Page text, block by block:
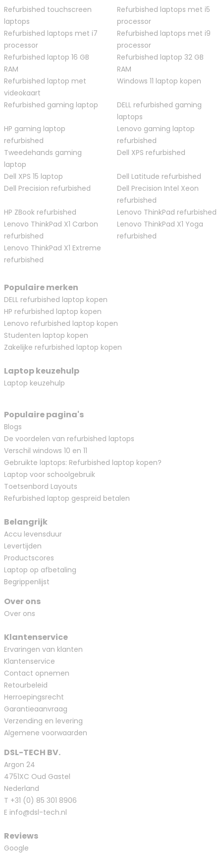
Refurbished touchscreen
laptops
Refurbished laptops met i5
processor
Refurbished laptops met i7
processor
Refurbished laptops met i9
processor
Refurbished laptop 16 GB
RAM
Refurbished laptop 32 GB
RAM
Refurbished laptop met
videokaart
Windows 11 laptop kopen
Refurbished gaming laptop
DELL refurbished gaming
laptops
HP gaming laptop
refurbished
Lenovo gaming laptop
refurbished
Tweedehands gaming
laptop
Dell XPS refurbished
Dell XPS 15 laptop
Dell Latitude refurbished
Dell Precision refurbished
Dell Precision Intel Xeon
refurbished
HP ZBook refurbished
Lenovo ThinkPad refurbished
Lenovo ThinkPad X1 Carbon
refurbished
Lenovo ThinkPad X1 Yoga
refurbished
Lenovo ThinkPad X1 Extreme
refurbished
Populaire merken
DELL refurbished laptop kopen
HP refurbished laptop kopen
Lenovo refurbished laptop kopen
Studenten laptop kopen
Zakelijke refurbished laptop kopen
Laptop keuzehulp
Laptop keuzehulp
Populaire pagina's
Blogs
De voordelen van refurbished laptops
Verschil windows 10 en 11
Gebruikte laptops: Refurbished laptop kopen?
Laptop voor schoolgebruik
Toetsenbord Layouts
Refurbished laptop gespreid betalen
Belangrijk
Accu levensduur
Levertijden
Productscores
Laptop op afbetaling
Begrippenlijst
Over ons
Over ons
Klantenservice
Ervaringen van klanten
Klantenservice
Contact opnemen
Retourbeleid
Herroepingsrecht
Garantieaanvraag
Verzending en levering
Algemene voorwaarden
DSL-TECH BV.
Argon 24
4751XC Oud Gastel
Nederland
T +31 (0) 85 301 8906
E info@dsl-tech.nl
Reviews
Google